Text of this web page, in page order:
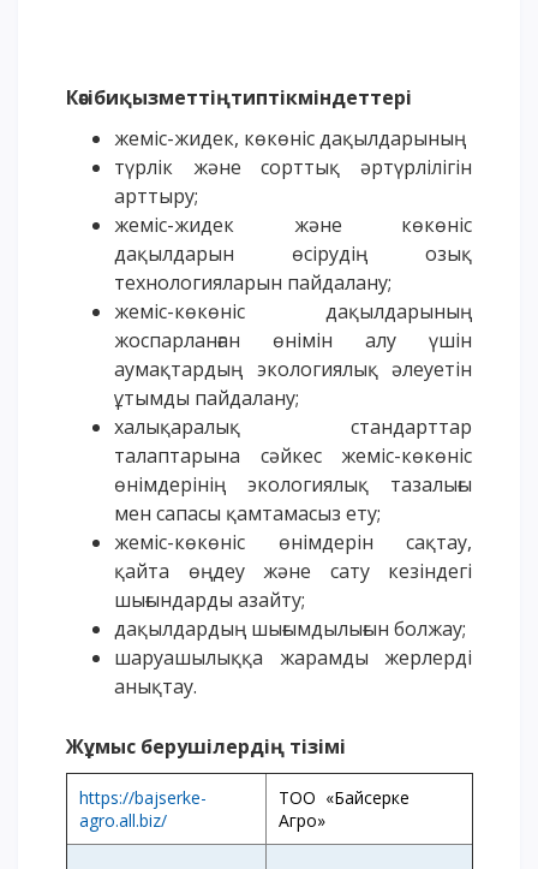
Кәсібиқызметтіңтиптікміндеттері
жеміс-жидек, көкөніс дақылдарының
түрлік және сорттық әртүрлілігін
арттыру;
жеміс-жидек және көкөніс
дақылдарын өсірудің озық
технологияларын пайдалану;
жеміс-көкөніс дақылдарының
жоспарланған өнімін алу үшін
аумақтардың экологиялық әлеуетін
ұтымды пайдалану;
халықаралық стандарттар
талаптарына сәйкес жеміс-көкөніс
өнімдерінің экологиялық тазалығы
мен сапасы қамтамасыз ету;
жеміс-көкөніс өнімдерін сақтау,
қайта өңдеу және сату кезіндегі
шығындарды азайту;
дақылдардың шығымдылығын болжау;
шаруашылыққа жарамды жерлерді
анықтау.
Жұмыс берушілердің тізімі
https://bajserke-
agro.all.biz/
ТОО «Байсерке
Агро»